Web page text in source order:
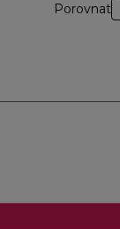
Porovnat